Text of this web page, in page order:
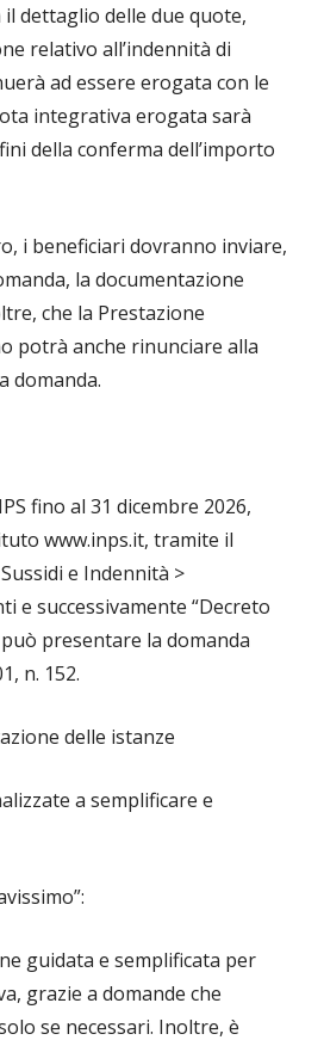
dettaglio delle due quote,
relativo all’indennità di
ad essere erogata con le
integrativa erogata sarà
della conferma dell’importo
i beneficiari dovranno inviare,
la documentazione
che la Prestazione
potrà anche rinunciare alla
domanda.
fino al 31 dicembre 2026,
www.inps.it, tramite il
e Indennità >
e successivamente “Decreto
presentare la domanda
n. 152.
delle istanze
a semplificare e
guidata e semplificata per
grazie a domande che
se necessari. Inoltre, è